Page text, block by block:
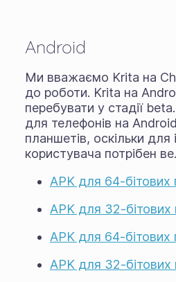
Android
Ми вважаємо Krita на
до роботи. Krita на
перебувати у стадії beta
для телефонів на
планшетів, оскільки для
користувача потрібен
APK для 64-бітових
APK для 32-бітових
APK для 64-бітових
APK для 32-бітових